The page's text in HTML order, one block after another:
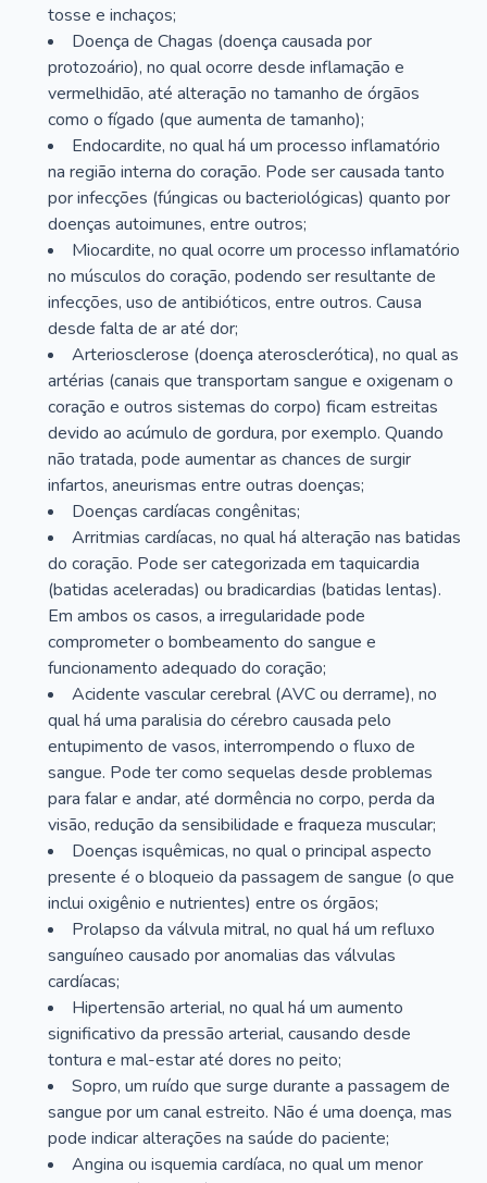
tosse e inchaços;
Doença de Chagas (doença causada por
protozoário), no qual ocorre desde inflamação e
vermelhidão, até alteração no tamanho de órgãos
como o fígado (que aumenta de tamanho);
Endocardite, no qual há um processo inflamatório
na região interna do coração. Pode ser causada tanto
por infecções (fúngicas ou bacteriológicas) quanto por
doenças autoimunes, entre outros;
Miocardite, no qual ocorre um processo inflamatório
no músculos do coração, podendo ser resultante de
infecções, uso de antibióticos, entre outros. Causa
desde falta de ar até dor;
Arteriosclerose (doença aterosclerótica), no qual as
artérias (canais que transportam sangue e oxigenam o
coração e outros sistemas do corpo) ficam estreitas
devido ao acúmulo de gordura, por exemplo. Quando
não tratada, pode aumentar as chances de surgir
infartos, aneurismas entre outras doenças;
Doenças cardíacas congênitas;
Arritmias cardíacas, no qual há alteração nas batidas
do coração. Pode ser categorizada em taquicardia
(batidas aceleradas) ou bradicardias (batidas lentas).
Em ambos os casos, a irregularidade pode
comprometer o bombeamento do sangue e
funcionamento adequado do coração;
Acidente vascular cerebral (AVC ou derrame), no
qual há uma paralisia do cérebro causada pelo
entupimento de vasos, interrompendo o fluxo de
sangue. Pode ter como sequelas desde problemas
para falar e andar, até dormência no corpo, perda da
visão, redução da sensibilidade e fraqueza muscular;
Doenças isquêmicas, no qual o principal aspecto
presente é o bloqueio da passagem de sangue (o que
inclui oxigênio e nutrientes) entre os órgãos;
Prolapso da válvula mitral, no qual há um refluxo
sanguíneo causado por anomalias das válvulas
cardíacas;
Hipertensão arterial, no qual há um aumento
significativo da pressão arterial, causando desde
tontura e mal-estar até dores no peito;
Sopro, um ruído que surge durante a passagem de
sangue por um canal estreito. Não é uma doença, mas
pode indicar alterações na saúde do paciente;
Angina ou isquemia cardíaca, no qual um menor